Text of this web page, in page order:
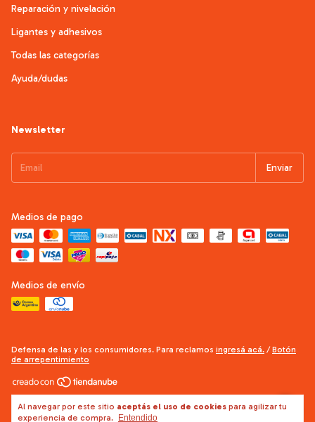
Al navegar por este sitio aceptás el uso de cookies para agilizar tu
experiencia de compra.
Entendido
Reparación y nivelación
Ligantes y adhesivos
Todas las categorías
Ayuda/dudas
Newsletter
Medios de pago
Medios de envío
Defensa de las y los consumidores. Para reclamos ingresá acá. / Botón
de arrepentimiento
reservados.